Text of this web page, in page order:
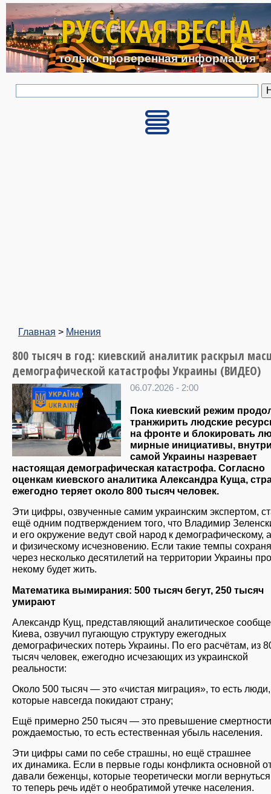
Перейти к основному
РУССКАЯ ВЕСНА
только проверенная информация
Главная > Мнения
800 тысяч в год: киевский аналитик раскрыл
демографической катастрофы Украины (ВИДЕО)
06.07.2026 - 2:00
Пока киевский режим
транжирить людские
на фронте и блокировать
мирные инициативы,
самой Украины назревает
настоящая демографическая катастрофа. Согласно
оценкам киевского аналитика Александра Куща,
ежегодно теряет около 800 тысяч человек.
Эти цифры, озвученные самим украинским экспертом,
ещё одним подтверждением того, что Владимир
и его окружение ведут свой народ к демографическому,
и физическому исчезновению. Если такие темпы
через несколько десятилетий на территории Украины
некому будет жить.
Математика вымирания: 500 тысяч бегут, 250 тысяч
умирают
Александр Кущ, представляющий аналитическое
Киева, озвучил пугающую структуру ежегодных
демографических потерь Украины. По его расчётам, из
тысяч человек, ежегодно исчезающих из украинской
реальности:
Около 500 тысяч — это «чистая миграция», то есть люди,
которые навсегда покидают страну;
Ещё примерно 250 тысяч — это превышение
рождаемостью, то есть естественная убыль населения.
Эти цифры сами по себе страшны, но ещё страшнее
их динамика. Если в первые годы конфликта основной
давали беженцы, которые теоретически могли
то теперь речь идёт о необратимой утечке населения.